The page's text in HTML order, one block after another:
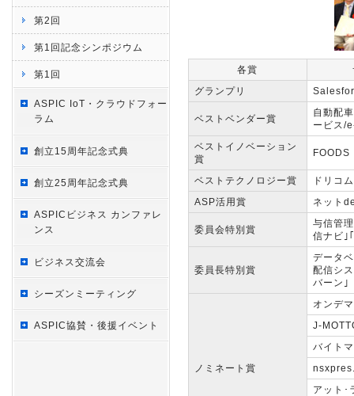
第2回
第1回記念シンポジウム
第1回
ASPIC IoT・クラウドフォー
ラム
創立15周年記念式典
創立25周年記念式典
ASPICビジネス カンファレ
ンス
ビジネス交流会
シーズンミーティング
ASPIC協賛・後援イベント
各賞
グランプリ
ベストベンダー賞
自動配
ービス/
ベストイノベーション
賞
ベストテクノロジー賞
ドリコ
ASP活用賞
ネット
委員会特別賞
与信管
信ナビ｣
委員長特別賞
データ
配信シ
バーン｣
ノミネート賞
オンデ
J-
バイト
アット･